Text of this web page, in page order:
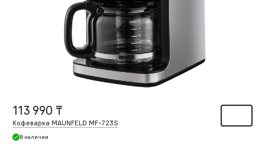
113 990 ₸
Кофеварка MAUNFELD MF-723S
В наличии